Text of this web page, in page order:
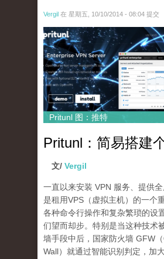
Vergil 在 星期五, 10/10/2014 - 08:04 提交
Pritunl 图：推特
Pritunl：简易搭建
文/ Vergil
一直以来安装 VPN 服务、提供全
是租用VPS（虚拟主机）的一个
各种命令行操作和复杂繁琐的设
们望而却步。特别是当这种技术
墙手段中后，国家防火墙 GFW
Wall）就通过智能识别判定，加